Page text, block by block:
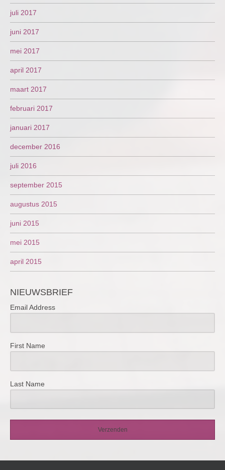
juli 2017
juni 2017
mei 2017
april 2017
maart 2017
februari 2017
januari 2017
december 2016
juli 2016
september 2015
augustus 2015
juni 2015
mei 2015
april 2015
NIEUWSBRIEF
Email Address
First Name
Last Name
Verzenden